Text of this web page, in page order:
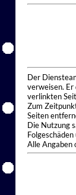
Der
verweisen.
verlinkten
Zum
Seiten
Die Nutzung
Alle Angaben